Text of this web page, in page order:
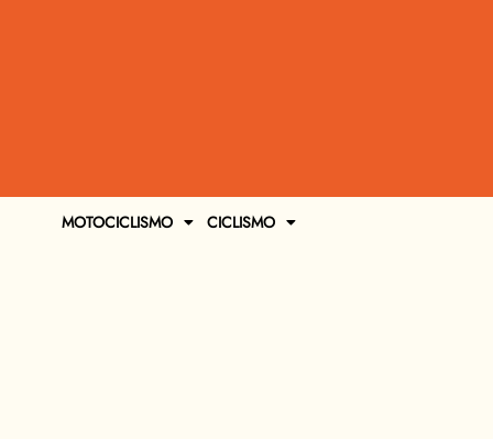
MOTOCICLISMO CICLISMO